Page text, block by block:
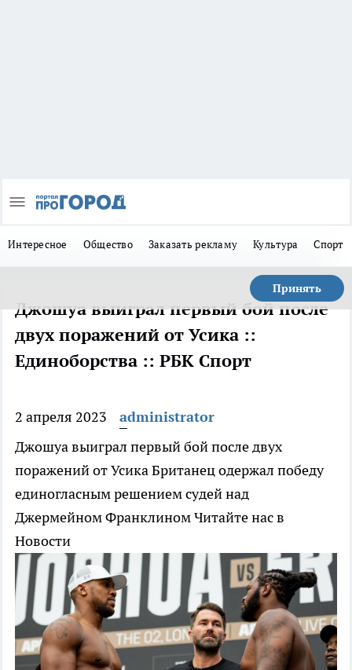
Интересное Общество Заказать рекламу Культура Спорт
Принять
Джошуа выиграл первый бой после
двух поражений от Усика ::
Единоборства :: РБК Спорт
2 апреля 2023
administrator
Джошуа выиграл первый бой после двух
поражений от УсикаБританец одержал победу
единогласным решением судей над
Джермейном ФранклиномЧитайте нас в
Новости